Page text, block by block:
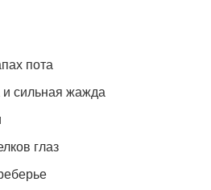
пота
и сильная жажда
глаз